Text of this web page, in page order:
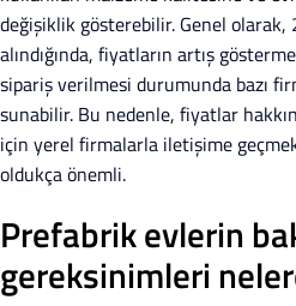
değişiklik gösterebilir. Genel
alındığında, fiyatların artış
sipariş verilmesi durumunda bazı
sunabilir. Bu nedenle, fiyatlar
için yerel firmalarla iletişime
oldukça önemli.
Prefabrik evlerin
gereksinimleri